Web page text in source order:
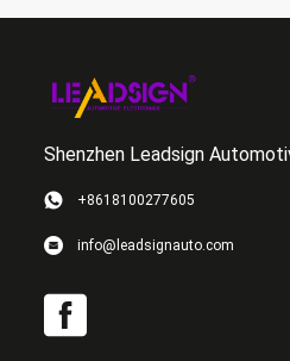
Shenzhen Leadsign
+8618100277605
info@leadsignauto.com